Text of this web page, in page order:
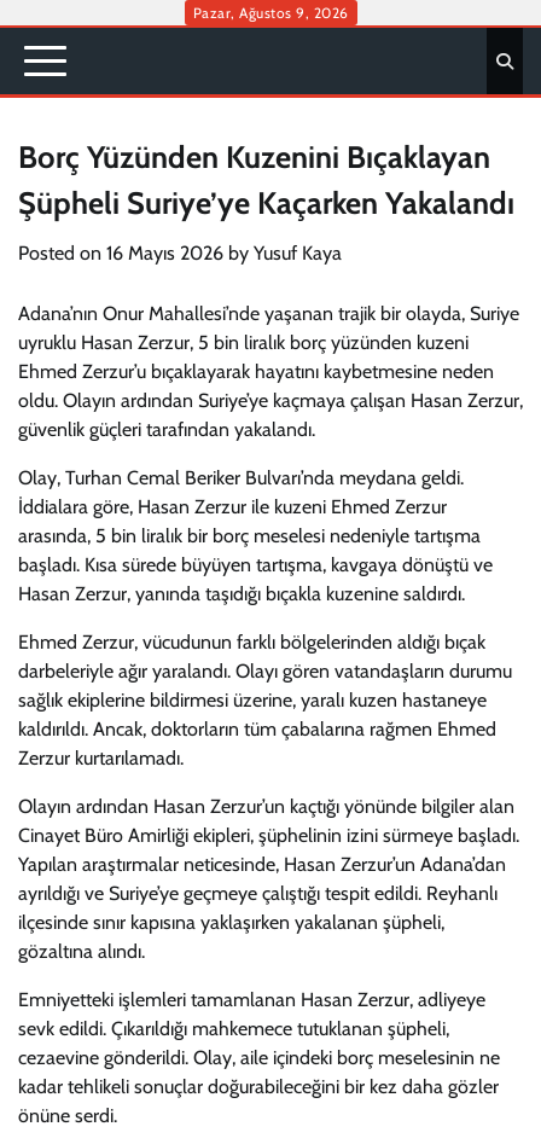
content
Pazar, Ağustos 9, 2026
Borç Yüzünden Kuzenini Bıçaklayan
Şüpheli Suriye’ye Kaçarken Yakalandı
Posted on 16 Mayıs 2026 by Yusuf Kaya
Adana’nın Onur Mahallesi’nde yaşanan trajik bir olayda, Suriye
uyruklu Hasan Zerzur, 5 bin liralık borç yüzünden kuzeni
Ehmed Zerzur’u bıçaklayarak hayatını kaybetmesine neden
oldu. Olayın ardından Suriye’ye kaçmaya çalışan Hasan Zerzur,
güvenlik güçleri tarafından yakalandı.
Olay, Turhan Cemal Beriker Bulvarı’nda meydana geldi.
İddialara göre, Hasan Zerzur ile kuzeni Ehmed Zerzur
arasında, 5 bin liralık bir borç meselesi nedeniyle tartışma
başladı. Kısa sürede büyüyen tartışma, kavgaya dönüştü ve
Hasan Zerzur, yanında taşıdığı bıçakla kuzenine saldırdı.
Ehmed Zerzur, vücudunun farklı bölgelerinden aldığı bıçak
darbeleriyle ağır yaralandı. Olayı gören vatandaşların durumu
sağlık ekiplerine bildirmesi üzerine, yaralı kuzen hastaneye
kaldırıldı. Ancak, doktorların tüm çabalarına rağmen Ehmed
Zerzur kurtarılamadı.
Olayın ardından Hasan Zerzur’un kaçtığı yönünde bilgiler alan
Cinayet Büro Amirliği ekipleri, şüphelinin izini sürmeye başladı.
Yapılan araştırmalar neticesinde, Hasan Zerzur’un Adana’dan
ayrıldığı ve Suriye’ye geçmeye çalıştığı tespit edildi. Reyhanlı
ilçesinde sınır kapısına yaklaşırken yakalanan şüpheli,
gözaltına alındı.
Emniyetteki işlemleri tamamlanan Hasan Zerzur, adliyeye
sevk edildi. Çıkarıldığı mahkemece tutuklanan şüpheli,
cezaevine gönderildi. Olay, aile içindeki borç meselesinin ne
kadar tehlikeli sonuçlar doğurabileceğini bir kez daha gözler
önüne serdi.